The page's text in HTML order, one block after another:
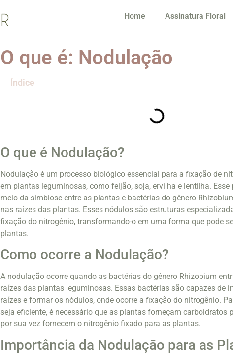
Home Assinatura Floral
O que é: Nodulação
Índice
O que é Nodulação?
Nodulação é um processo biológico essencial para a fixação de
em plantas leguminosas, como feijão, soja, ervilha e lentilha. Esse
meio da simbiose entre as plantas e bactérias do gênero
nas raízes das plantas. Esses nódulos são estruturas
fixação do nitrogênio, transformando-o em uma forma que pode
plantas.
Como ocorre a Nodulação?
A nodulação ocorre quando as bactérias do gênero Rhizobium
raízes das plantas leguminosas. Essas bactérias são capazes de
raízes e formar os nódulos, onde ocorre a fixação do nitrogênio.
seja eficiente, é necessário que as plantas forneçam carboidratos
por sua vez fornecem o nitrogênio fixado para as plantas.
Importância da Nodulação para as